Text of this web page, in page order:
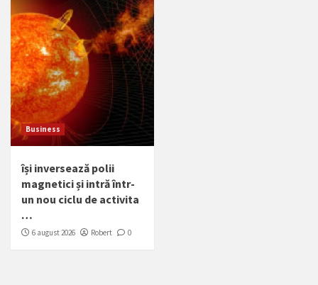
Business
își inversează polii
magnetici și intră într-
un nou ciclu de activita
…
6 august 2026 Robert 0